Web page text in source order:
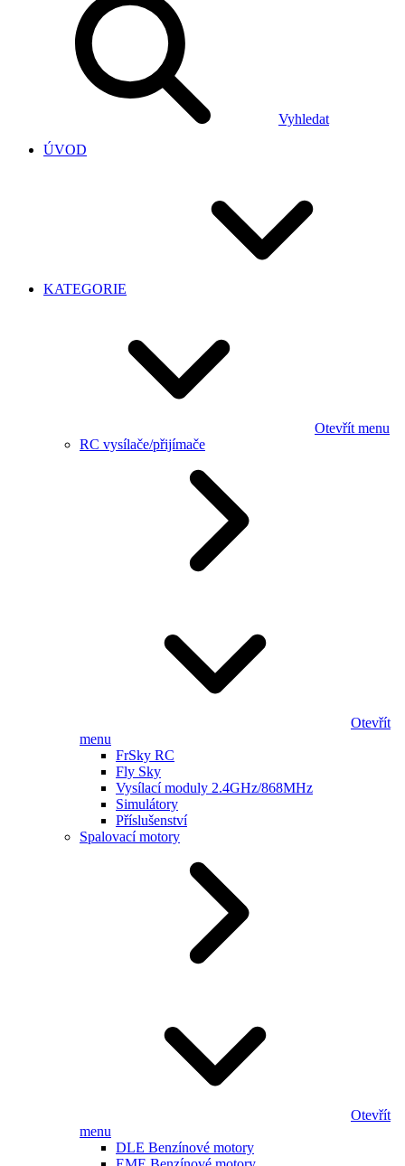
Vyhledat
ÚVOD
KATEGORIE
Otevřít menu
RC vysílače/přijímače
Otevřít
menu
FrSky RC
Fly Sky
Vysílací moduly 2.4GHz/868MHz
Simulátory
Příslušenství
Spalovací motory
Otevřít
menu
DLE Benzínové motory